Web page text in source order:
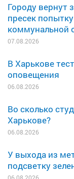
Городу вернут
пресек
коммунальной
07.08.2026
В Харькове
оповещения
06.08.2026
Во сколько
Харькове?
06.08.2026
У выхода из
подсветку
06.08.2026